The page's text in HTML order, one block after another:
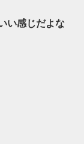
い感じだよな